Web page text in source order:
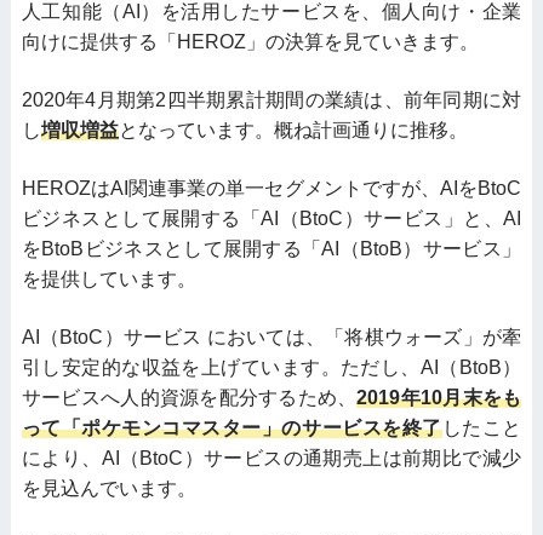
人工知能（AI）を活用したサービスを、個人向け・企業
向けに提供する「HEROZ」の決算を見ていきます。
2020年4月期第2四半期累計期間の業績は、前年同期に対
し増収増益となっています。概ね計画通りに推移。
HEROZはAI関連事業の単一セグメントですが、AIをBtoC
ビジネスとして展開する「AI（BtoC）サービス」と、AI
をBtoBビジネスとして展開する「AI（BtoB）サービス」
を提供しています。
AI（BtoC）サービス においては、「将棋ウォーズ」が牽
引し安定的な収益を上げています。ただし、AI（BtoB）
サービスへ人的資源を配分するため、2019年10月末をも
って「ポケモンコマスター」のサービスを終了したこと
により、AI（BtoC）サービスの通期売上は前期比で減少
を見込んでいます。